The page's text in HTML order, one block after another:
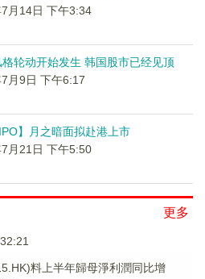
月14日 下午3:34
轮动开始发生 韩国股市已经见顶
月9日 下午6:17
IPO】月之暗面拟赴港上市
月21日 下午5:50
更多
料上半年歸母淨利潤同比增